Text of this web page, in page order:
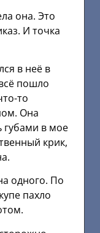
она. Это
И точка
в неё в
пошло
то
Она
губами в мое
крик,
одного. По
пахло